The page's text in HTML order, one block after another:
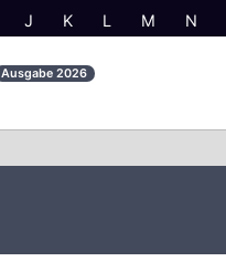
J K L M N
Ausgabe2026